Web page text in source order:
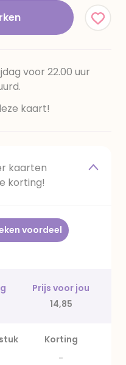
voor 22.00 uur
kaart!
kaarten
korting!
voordeel
Prijs voor jou
14,85
Korting
-